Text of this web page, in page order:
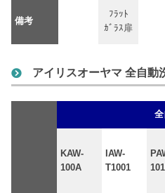
備考
ﾌﾗｯﾄ
ｶﾞﾗｽ扉
アイリスオーヤマ 全自動
KAW-
100A
IAW-
T1001